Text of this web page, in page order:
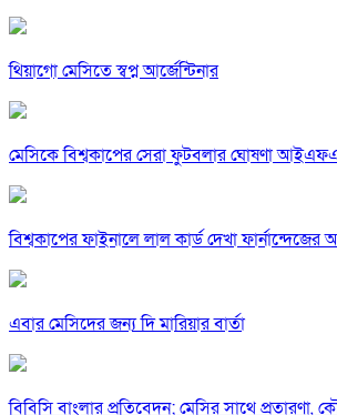
থিয়াগো মেসিতে স্বপ্ন আর্জেন্টিনার
মেসিকে বিশ্বকাপের সেরা ফুটবলার ঘোষণা
বিশ্বকাপের ফাইনালে লাল কার্ড দেখা ফার্নান্দেজের
এবার মেসিদের জন্য দি মারিয়ার বার্তা
বিবিসি বাংলার প্রতিবেদন; মেসির সাথে